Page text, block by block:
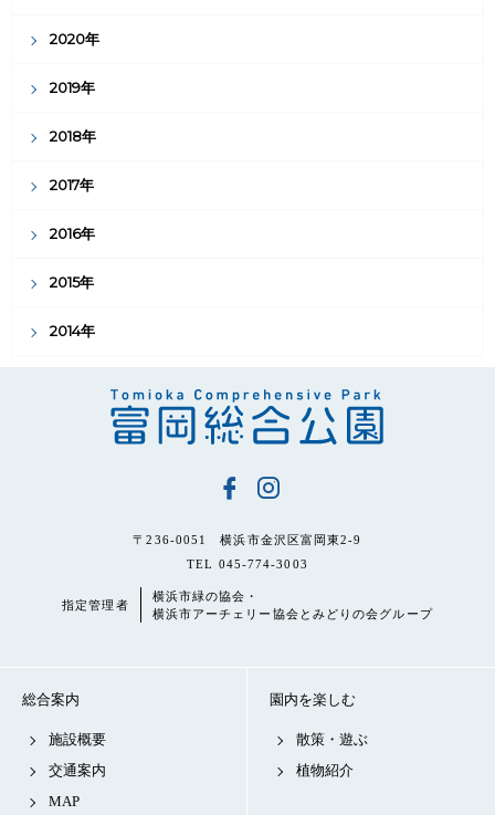
2020年
2019年
2018年
2017年
2016年
2015年
2014年
〒236-0051 横浜市金沢区富岡東2-9
TEL 045-774-3003
指定管理者
横浜市緑の協会・
横浜市アーチェリー協会とみどりの会グループ
総合案内
施設概要
交通案内
MAP
園内を楽しむ
散策・遊ぶ
植物紹介